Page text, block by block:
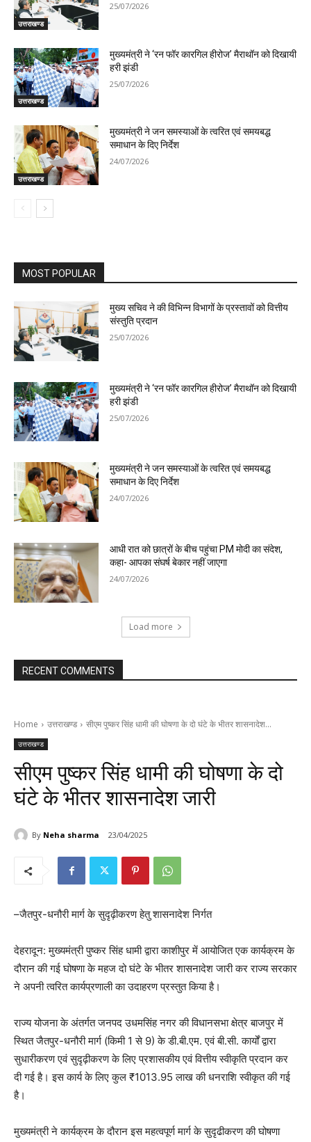
उत्तराखण्ड
25/07/2026
उत्तराखण्ड
मुख्यमंत्री ने ‘रन फॉर कारगिल हीरोज’ मैराथॉन को दिखायी
हरी झंडी
25/07/2026
उत्तराखण्ड
मुख्यमंत्री ने जन समस्याओं के त्वरित एवं समयबद्ध
समाधान के दिए निर्देश
24/07/2026
MOST POPULAR
मुख्य सचिव ने की विभिन्न विभागों के प्रस्तावों को वित्तीय
संस्तुति प्रदान
25/07/2026
मुख्यमंत्री ने ‘रन फॉर कारगिल हीरोज’ मैराथॉन को दिखायी
हरी झंडी
25/07/2026
मुख्यमंत्री ने जन समस्याओं के त्वरित एवं समयबद्ध
समाधान के दिए निर्देश
24/07/2026
आधी रात को छात्रों के बीच पहुंचा PM मोदी का संदेश,
कहा- आपका संघर्ष बेकार नहीं जाएगा
24/07/2026
Load more
RECENT COMMENTS